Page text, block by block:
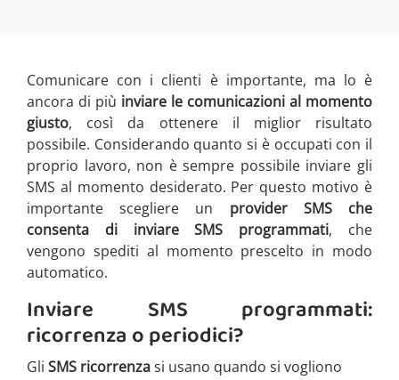
Comunicare con i clienti è importante, ma lo è
ancora di più inviare le comunicazioni al momento
giusto, così da ottenere il miglior risultato
possibile. Considerando quanto si è occupati con il
proprio lavoro, non è sempre possibile inviare gli
SMS al momento desiderato. Per questo motivo è
importante scegliere un provider SMS che
consenta di inviare SMS programmati, che
vengono spediti al momento prescelto in modo
automatico.
Inviare SMS programmati:
ricorrenza o periodici?
Gli SMS ricorrenzasi usano quando si vogliono